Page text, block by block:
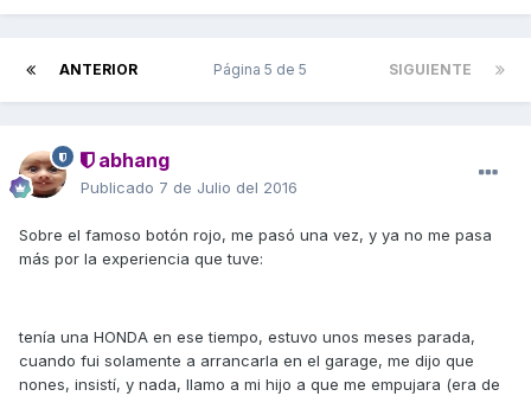
ANTERIOR SIGUIENTE
Página 5 de 5
abhang
Publicado 7 de Julio del 2016
Sobre el famoso botón rojo, me pasó una vez, y ya no me pasa
más por la experiencia que tuve:
tenía una HONDA en ese tiempo, estuvo unos meses parada,
cuando fui solamente a arrancarla en el garage, me dijo que
nones, insistí, y nada, llamo a mi hijo a que me empujara (era de